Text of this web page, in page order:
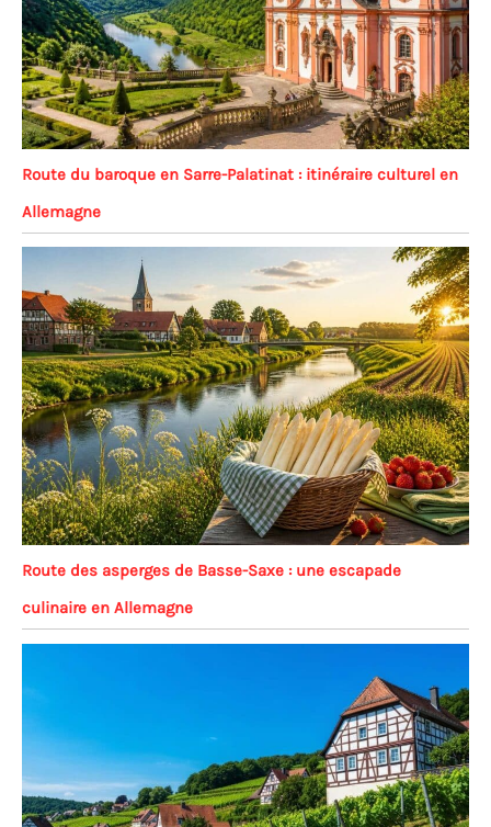
Route du baroque en Sarre-Palatinat : itinéraire culturel en
Allemagne
Route des asperges de Basse-Saxe : une escapade
culinaire en Allemagne